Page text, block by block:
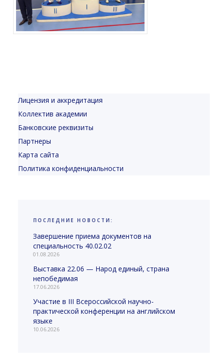
Лицензия и аккредитация
Коллектив академии
Банковские реквизиты
Партнеры
Карта сайта
Политика конфиденциальности
ПОСЛЕДНИЕ НОВОСТИ:
Завершение приема документов на
специальность 40.02.02
01.08.2026
Выставка 22.06 — Народ единый, страна
непобедимая
17.06.2026
Участие в III Всероссийской научно-
практической конференции на английском
языке
10.06.2026